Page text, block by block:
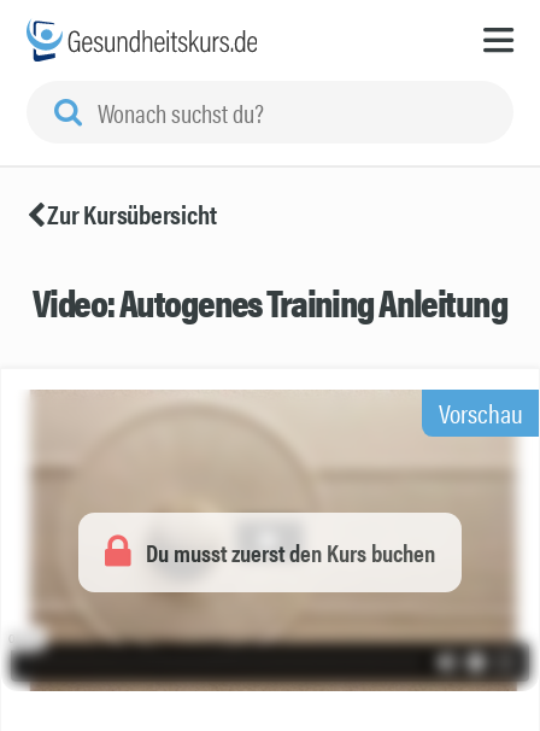
Zur Kursübersicht
Video: Autogenes Training Anleitung
Du musst zuerst den Kurs buchen
Vorschau